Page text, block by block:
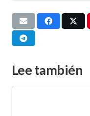
Lee también